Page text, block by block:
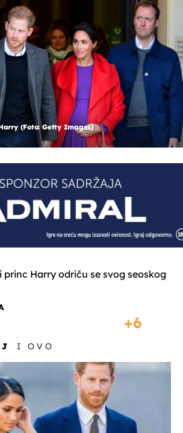
(Foto: Getty Images)
princ Harry odriču se svog seoskog
6
I OVO
OBAVIJESTI